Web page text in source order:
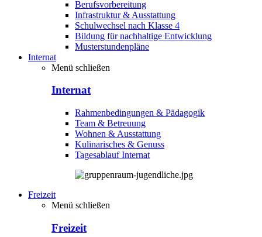
Berufsvorbereitung
Infrastruktur & Ausstattung
Schulwechsel nach Klasse 4
Bildung für nachhaltige Entwicklung
Musterstundenpläne
Internat
Menü schließen
Internat
Rahmenbedingungen & Pädagogik
Team & Betreuung
Wohnen & Ausstattung
Kulinarisches & Genuss
Tagesablauf Internat
Freizeit
Menü schließen
Freizeit